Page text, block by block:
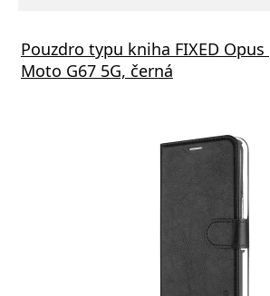
Pouzdro typu kniha FIXED
Moto G67 5G, černá